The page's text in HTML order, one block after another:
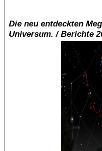
Die neu entdeckten
Universum. / Berichte